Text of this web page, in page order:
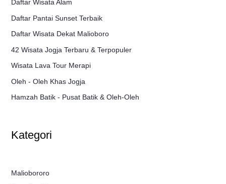
Daftar Wisata Alam
Daftar Pantai Sunset Terbaik
Daftar Wisata Dekat Malioboro
42 Wisata Jogja Terbaru & Terpopuler
Wisata Lava Tour Merapi
Oleh - Oleh Khas Jogja
Hamzah Batik - Pusat Batik & Oleh-Oleh
Kategori
Maliobororo